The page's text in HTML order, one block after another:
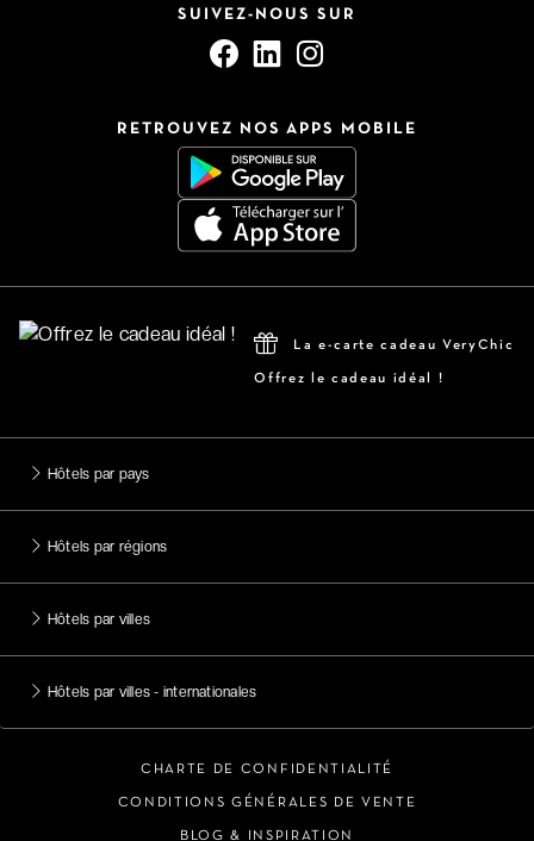
SUIVEZ-NOUS SUR
RETROUVEZ NOS APPS MOBILE
La e-carte cadeau VeryChic
Offrez le cadeau idéal !
Hôtels par pays
Hôtels par régions
Hôtels par villes
Hôtels par villes - internationales
CHARTE DE CONFIDENTIALITÉ
CONDITIONS GÉNÉRALES DE VENTE
BLOG & INSPIRATION